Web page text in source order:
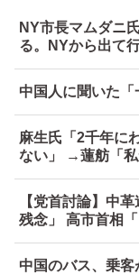
NY市長マムダニ
る。NYから出て
中国人に聞いた
麻生氏「2千年に
ない」 →蓮舫「私
【党首討論】中
残念」 高市首相
中国のバス、乗